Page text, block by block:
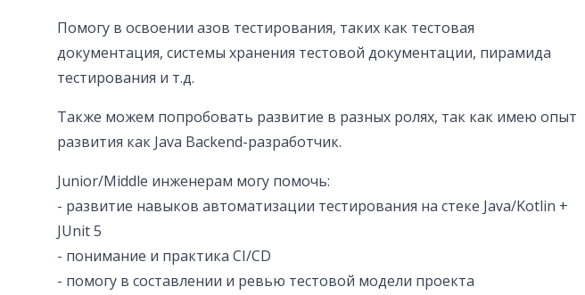
Помогу в освоении азов тестирования, таких как тестовая
документация, системы хранения тестовой документации, пирамида
тестирования и т.д.
Также можем попробовать развитие в разных ролях, так как имею опыт
развития как Java Backend-разработчик.
Junior/Middle инженерам могу помочь:
- развитие навыков автоматизации тестирования на стеке Java/Kotlin +
JUnit 5
- понимание и практика CI/CD
- помогу в составлении и ревью тестовой модели проекта